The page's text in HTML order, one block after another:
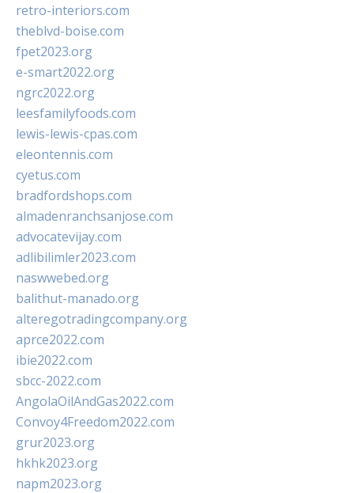
retro-interiors.com
theblvd-boise.com
fpet2023.org
e-smart2022.org
ngrc2022.org
leesfamilyfoods.com
lewis-lewis-cpas.com
eleontennis.com
cyetus.com
bradfordshops.com
almadenranchsanjose.com
advocatevijay.com
adlibilimler2023.com
naswwebed.org
balithut-manado.org
alteregotradingcompany.org
aprce2022.com
ibie2022.com
sbcc-2022.com
AngolaOilAndGas2022.com
Convoy4Freedom2022.com
grur2023.org
hkhk2023.org
napm2023.org